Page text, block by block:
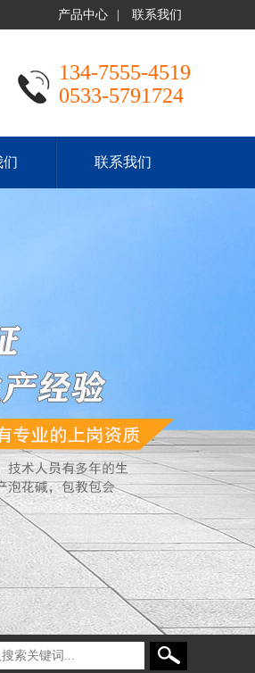
产品中心 联系我们
134-7555-4519
0533-5791724
们 联系我们